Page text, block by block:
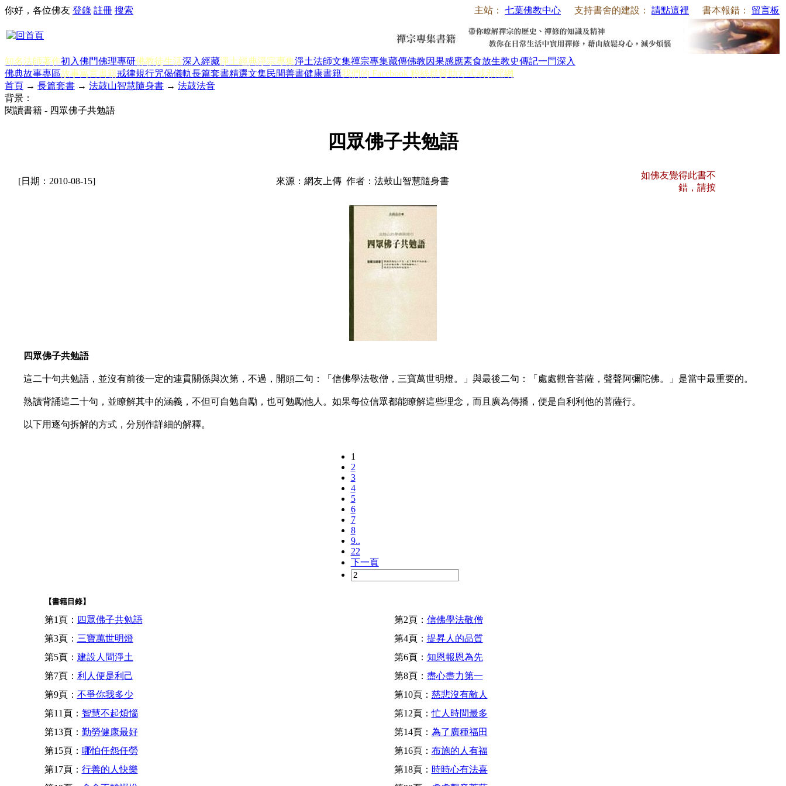
主站： 七葉佛教中心 支持書舍的建設： 請點這裡 書本報錯： 留言板
你好，各位佛友 登錄 註冊 搜索
知名法師著作初入佛門佛理專研佛教徒生活深入經藏淨土經典淨宗專集淨土法師文集禪宗專集藏傳佛教因果感應素食放生教史傳記一門深入
佛典故事專區故事寓言書籍戒律規行咒偈儀軌長篇套書精選文集民間善書健康書籍我們的 Facebook 粉絲群贊助方式戒邪淫網
首頁 → 長篇套書 → 法鼓山智慧隨身書 → 法鼓法音
背景：
閱讀書籍 - 四眾佛子共勉語
四眾佛子共勉語
[日期：2010-08-15] 來源：網友上傳 作者：法鼓山智慧隨身書
如佛友覺得此書不
錯，請按
四眾佛子共勉語
這二十句共勉語，並沒有前後一定的連貫關係與次第，不過，開頭二句：「信佛學法敬僧，三寶萬世明燈。」與最後二句：「處處觀音菩薩，聲聲阿彌陀佛。」是當中最重要的。
熟讀背誦這二十句，並瞭解其中的涵義，不但可自勉自勵，也可勉勵他人。如果每位信眾都能瞭解這些理念，而且廣為傳播，便是自利利他的菩薩行。
以下用逐句拆解的方式，分別作詳細的解釋。
1
2
3
4
5
6
7
8
9..
22
下一頁
【書籍目錄】
第1頁： 四眾佛子共勉語 第2頁： 信佛學法敬僧
第3頁： 三寶萬世明燈 第4頁： 提昇人的品質
第5頁： 建設人間淨土 第6頁： 知恩報恩為先
第7頁： 利人便是利己 第8頁： 盡心盡力第一
第9頁： 不爭你我多少 第10頁： 慈悲沒有敵人
第11頁： 智慧不起煩惱 第12頁：忙人時間最多
第13頁： 勤勞健康最好 第14頁： 為了廣種福田
第15頁： 哪怕任怨任勞 第16頁： 布施的人有福
第17頁： 行善的人快樂 第18頁： 時時心有法喜